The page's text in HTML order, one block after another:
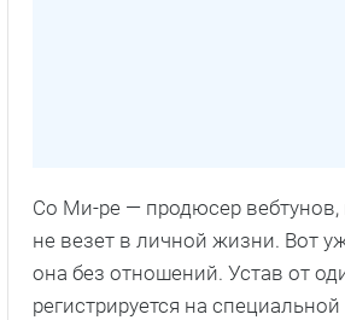
Со Ми-ре — продюсер вебтунов,
не везет в личной жизни. Вот
она без отношений. Устав от
регистрируется на